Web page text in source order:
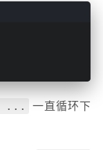
...
一直循环下